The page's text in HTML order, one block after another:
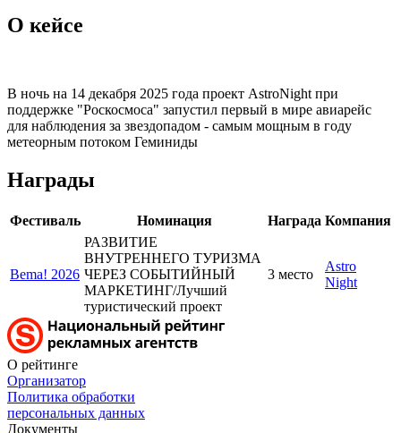
О кейсе
В ночь на 14 декабря 2025 года проект AstroNight при
поддержке "Роскосмоса" запустил первый в мире авиарейс
для наблюдения за звездопадом - самым мощным в году
метеорным потоком Геминиды
Награды
Фестиваль Номинация Награда Компания
Bema! 2026
РАЗВИТИЕ
ВНУТРЕННЕГО ТУРИЗМА
ЧЕРЕЗ СОБЫТИЙНЫЙ
МАРКЕТИНГ/Лучший
туристический проект
3 место
Astro
Night
О рейтинге
Организатор
Политика обработки
персональных данных
Документы